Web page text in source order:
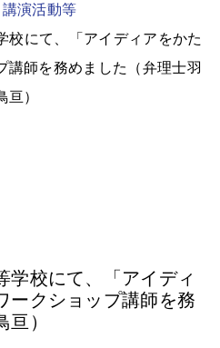
講演活動等
校にて、「アイディアをかた
講師を務めました（弁理士羽
亘）
学校にて、「アイディ
ークショップ講師を務
）